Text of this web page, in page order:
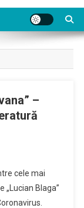
–
cele mai
Blaga”